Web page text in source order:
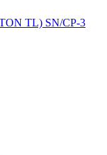
TL) SN/CP-3